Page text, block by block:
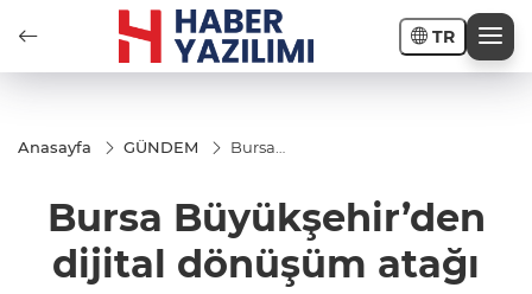
TR
Anasayfa GÜNDEM
Bursa
dönüşüm atağı
Bursa Büyükşehir’den
dijital dönüşüm atağı